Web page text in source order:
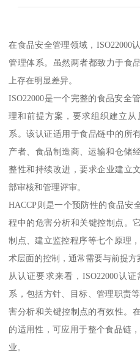
在食品安全管理领域，ISO22000
管理体系。虽然两者都致力于食
上存在明显差异。
ISO22000是一个完整的食品安全
理和前提方案，要求组织建立
系。该认证适用于食品链中的所
产者、食品制造商、运输和仓储
整性和持续改进，要求企业建立
部审核和管理评审。
HACCP则是一个预防性的食品安
程中的危害分析和关键控制点。
制点、建立监控程序等七个原理
术层面的控制，通常需要与前提方
从认证要求来看，ISO22000认
系，包括方针、目标、管理职责
害分析和关键控制点的有效性。
的适用性，可应用于整个食品链
业。